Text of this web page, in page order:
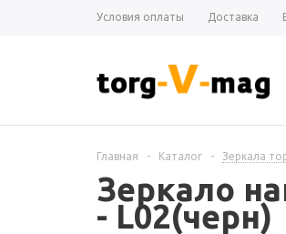
Условия оплаты Доставка
Главная - Каталог - Зеркала
Зеркало
- L02(черн)